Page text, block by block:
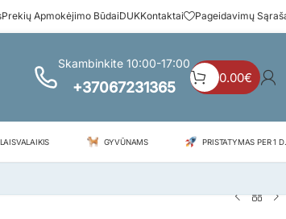
Prekių Apmokėjimo BūdaiDUKKontaktai Pageidavimų
Skambinkite 10:00-17:00
+37067231365
0.00€
GYVŪNAMS PRISTATYMAS PER 1